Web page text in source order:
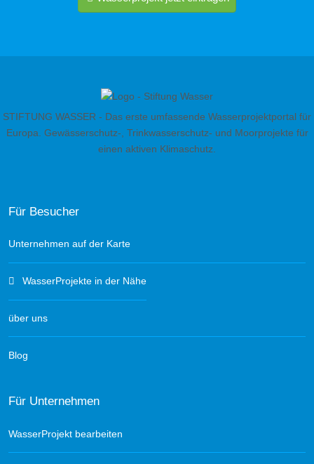
STIFTUNG WASSER - Das erste umfassende Wasserprojektportal für
Europa. Gewässerschutz-, Trinkwasserschutz- und Moorprojekte für
einen aktiven Klimaschutz.
Für Besucher
Unternehmen auf der Karte
WasserProjekte in der Nähe
über uns
Blog
Für Unternehmen
WasserProjekt bearbeiten